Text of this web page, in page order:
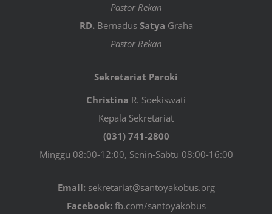
Pastor Rekan
RD.Bernadus Satya Graha
Pastor Rekan
Sekretariat Paroki
Christina R. Soekiswati
Kepala Sekretariat
(031) 741-2800
Minggu 08:00-12:00, Senin-Sabtu 08:00-16:00
Email:sekretariat@santoyakobus.org
Facebook:fb.com/santoyakobus